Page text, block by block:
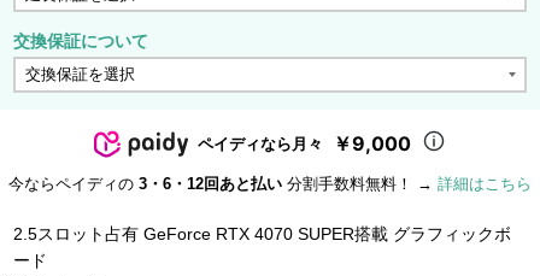
交換保証について
ペイディなら月々 ￥9,000
今ならペイディの 3・6・12回あと払い 分割手数料無料！ → 詳細はこちら
2.5スロット占有 GeForce RTX 4070 SUPER搭載 グラフィックボ
ード